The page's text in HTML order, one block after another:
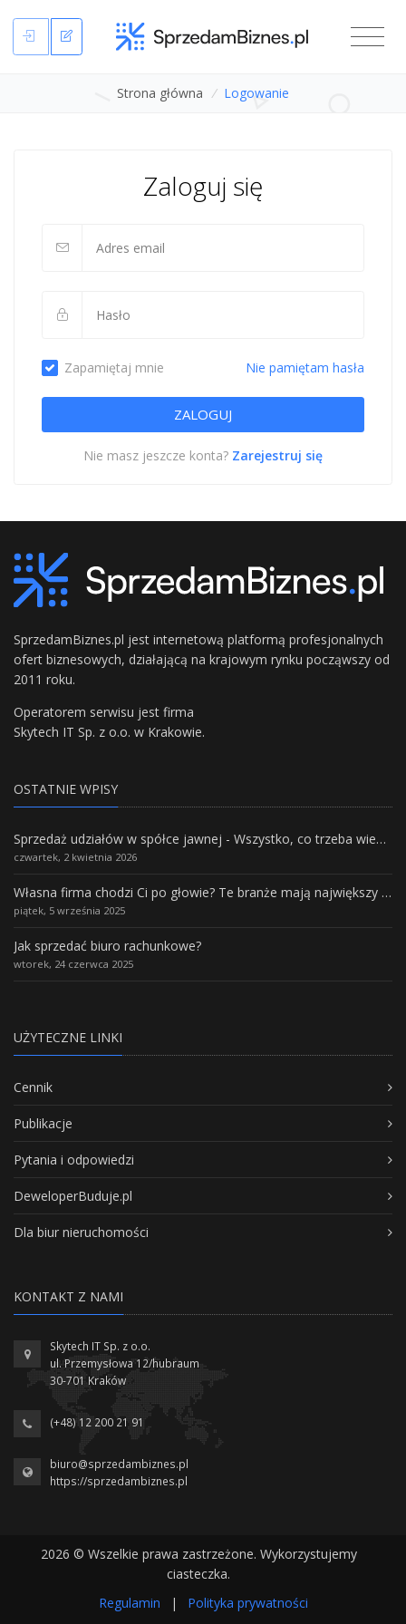
Strona główna / Logowanie
Zaloguj się
Zapamiętaj mnie Nie pamiętam hasła
Nie masz jeszcze konta? Zarejestruj się
SprzedamBiznes.pl jest internetową platformą profesjonalnych
ofert biznesowych, działającą na krajowym rynku począwszy od
2011 roku.
Operatorem serwisu jest firma
Skytech IT Sp. z o.o. w Krakowie.
OSTATNIE WPISY
Sprzedaż udziałów w spółce jawnej - Wszystko, co trzeba wiedzieć.
czwartek, 2 kwietnia 2026
Własna firma chodzi Ci po głowie? Te branże mają największy potencjał rozwoju
piątek, 5 września 2025
Jak sprzedać biuro rachunkowe?
wtorek, 24 czerwca 2025
UŻYTECZNE LINKI
Cennik
Publikacje
Pytania i odpowiedzi
DeweloperBuduje.pl
Dla biur nieruchomości
KONTAKT Z NAMI
Skytech IT Sp. z o.o.
ul. Przemysłowa 12/hubraum
30-701 Kraków
(+48) 12 200 21 91
biuro@sprzedambiznes.pl
https://sprzedambiznes.pl
2026 © Wszelkie prawa zastrzeżone. Wykorzystujemy
ciasteczka.
Regulamin
| Polityka prywatności